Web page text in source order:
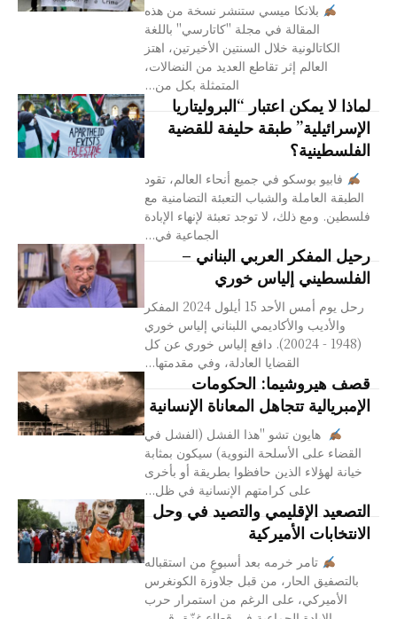
بلانكا ميسي ستنشر نسخة من هذه
المقالة في مجلة "كاتارسي" باللغة
الكاتالونية خلال السنتين الأخيرتين، اهتز
العالم إثر تقاطع العديد من النضالات،
المتمثلة بكل من...
لماذا لا يمكن اعتبار “البروليتاريا
الإسرائيلية” طبقة حليفة للقضية
الفلسطينية؟
فابيو بوسكو في جميع أنحاء العالم، تقود
الطبقة العاملة والشباب التعبئة التضامنية مع
فلسطين. ومع ذلك، لا توجد تعبئة لإنهاء الإبادة
الجماعية في...
رحيل المفكر العربي البناني –
الفلسطيني إلياس خوري
رحل يوم أمس الأحد 15 أيلول 2024 المفكر
والأديب والأكاديمي اللبناني إلياس خوري
(1948 - 20024). دافع إلياس خوري عن كل
القضايا العادلة، وفي مقدمتها...
قصف هيروشيما: الحكومات
الإمبريالية تتجاهل المعاناة الإنسانية
هايون تشو "هذا الفشل (الفشل في
القضاء على الأسلحة النووية) سيكون بمثابة
خيانة لهؤلاء الذين حافظوا بطريقة أو بأخرى
على كرامتهم الإنسانية في ظل...
التصعيد الإقليمي والتصيد في وحل
الانتخابات الأميركية
تامر خرمه بعد أسبوعٍ من استقباله
بالتصفيق الحار، من قبل جلاوزة الكونغرس
الأميركي، على الرغم من استمرار حرب